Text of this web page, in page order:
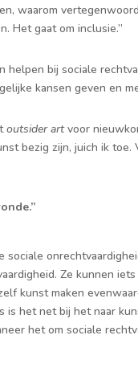
waarom
Het gaat om inclusie.”
helpen bij sociale
kansen geven en
outsider artvoor
bezig zijn, juich ik
Ze kunnen
kunst maken
is het net bij het naar
het om sociale